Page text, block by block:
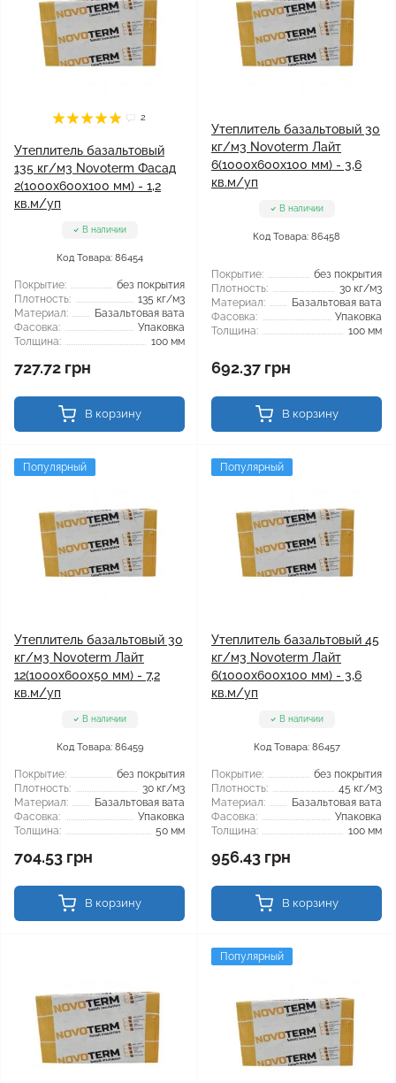
2
Утеплитель базальтовый
135 кг/м3 Novoterm Фасад
2(1000x600x100 мм) - 1,2
кв.м/уп
В наличии
Код Товара: 86454
Покрытие:
без покрытия
Плотность:
135 кг/м3
Материал:
Базальтовая вата
Фасовка:
Упаковка
Толщина:
100 мм
727.72 грн
В корзину
Утеплитель базальтовый 30
кг/м3 Novoterm Лайт
6(1000x600x100 мм) - 3,6
кв.м/уп
В наличии
Код Товара: 86458
Покрытие:
без покрытия
Плотность:
30 кг/м3
Материал:
Базальтовая вата
Фасовка:
Упаковка
Толщина:
100 мм
692.37 грн
В корзину
Популярный
Утеплитель базальтовый 30
кг/м3 Novoterm Лайт
12(1000x600x50 мм) - 7,2
кв.м/уп
В наличии
Код Товара: 86459
Покрытие:
без покрытия
Плотность:
30 кг/м3
Материал:
Базальтовая вата
Фасовка:
Упаковка
Толщина:
50 мм
704.53 грн
В корзину
Популярный
Утеплитель базальтовый 45
кг/м3 Novoterm Лайт
6(1000x600x100 мм) - 3,6
кв.м/уп
В наличии
Код Товара: 86457
Покрытие:
без покрытия
Плотность:
45 кг/м3
Материал:
Базальтовая вата
Фасовка:
Упаковка
Толщина:
100 мм
956.43 грн
В корзину
Популярный